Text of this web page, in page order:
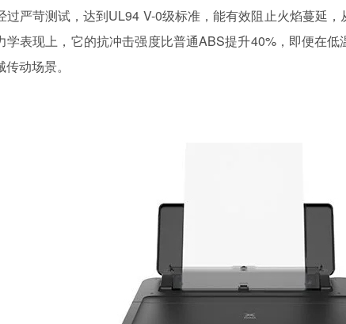
过严苛测试，达到UL94 V-0级标准，能有效阻止火焰蔓延
学表现上，它的抗冲击强度比普通ABS提升40%，即便在
动场景。